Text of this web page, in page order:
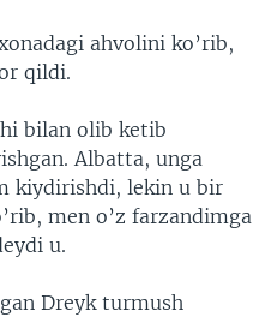
ahvolini ko’rib,
qildi.
bilan olib ketib
Albatta, unga
kiydirishdi, lekin u bir
men o’z farzandimga
u.
Dreyk turmush